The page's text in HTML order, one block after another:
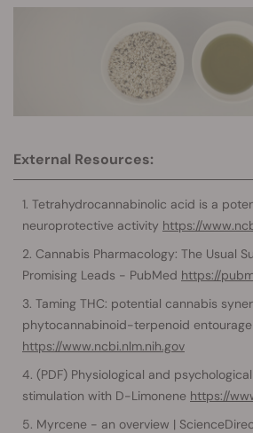
External Resources:
Tetrahydrocannabinolic acid is a
neuroprotective activity https://
Cannabis Pharmacology: The Usual
Promising Leads - PubMed https://
Taming THC: potential cannabis
phytocannabinoid-terpenoid
https://www.ncbi.nlm.nih.gov
(PDF) Physiological and
stimulation with D-Limonene https://
Myrcene - an overview |